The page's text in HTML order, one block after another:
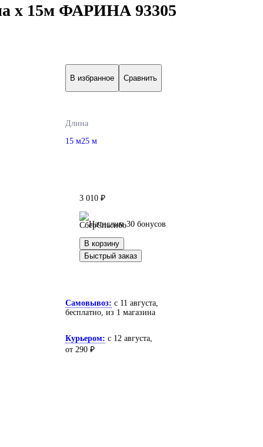
х 15м ФАРИНА 93305
В избранное Сравнить
Длина
15 м25 м
3 010 ₽
Начислим 30 бонусов
В корзину
Быстрый заказ
Самовывоз: c 11 августа,
бесплатно, из 1 магазина
Курьером: c 12 августа,
от 290 ₽